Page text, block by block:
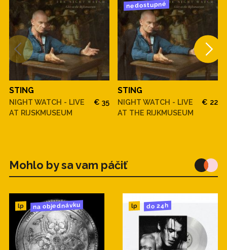
STING
NIGHT WATCH - LIVE
AT RIJSKMUSEUM
€ 35
nedostupné
STING
NIGHT WATCH - LIVE
AT THE RIJKMUSEUM
€ 22
Mohlo by sa vam páčiť
lp na objednávku lp do 24h